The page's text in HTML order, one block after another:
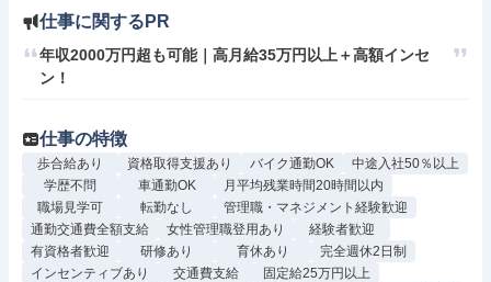
仕事に関するPR
年収2000万円超も可能｜高月給35万円以上＋高額インセ
ン！
仕事の特徴
歩合給あり 資格取得支援あり バイク通勤OK
中途入社50％以上
学歴不問
車通勤OK
月平均残業時間20時間以内
職場見学可
転勤なし
管理職・マネジメント経験歓迎
通勤交通費全額支給
女性管理職登用あり
経験者歓迎
有資格者歓迎
研修あり 育休あり
完全週休2日制
インセンティブあり
交通費支給
固定給25万円以上